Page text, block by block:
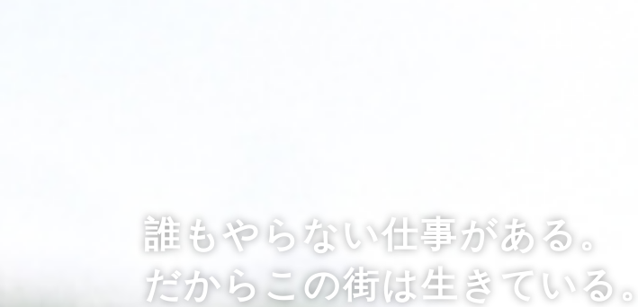
誰もやらない仕事がある。
だからこの街は生きている。